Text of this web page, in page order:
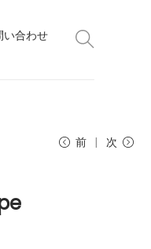
い合わせ
前 次